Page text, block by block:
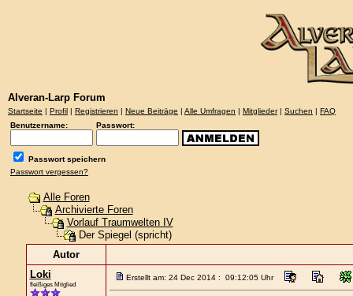
Alveran-Larp Forum
Startseite | Profil | Registrieren | Neue Beiträge | Alle Umfragen | Mitglieder| Suchen | FAQ
Benutzername:
Passwort:
Passwort speichern
Passwort vergessen?
Alle Foren
Archivierte Foren
Vorlauf Traumwelten IV
Der Spiegel (spricht)
Autor
Loki
fleißiges Mitglied
Erstellt am: 24 Dec 2014 : 09:12:05 Uhr